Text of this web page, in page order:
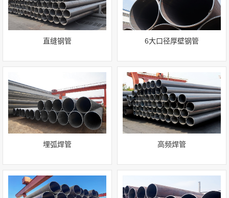
直缝钢管 6大口径厚壁钢管
埋弧焊管 高频焊管